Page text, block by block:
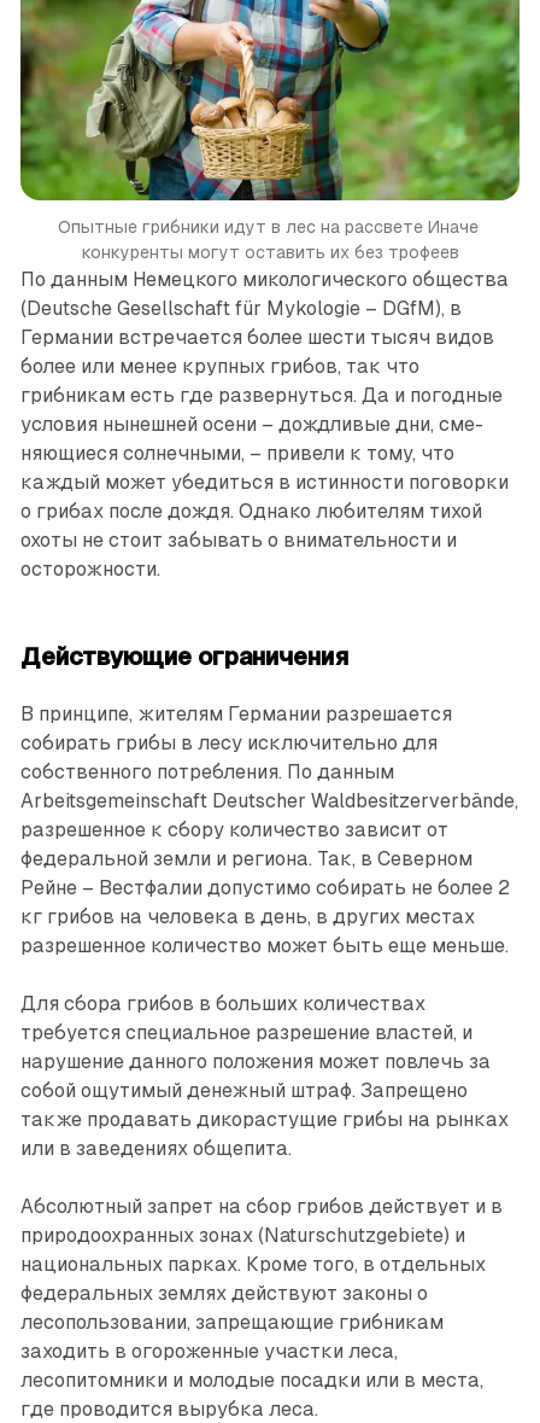
Опытные грибники идут в лес на рассвете Иначе
конкуренты могут оставить их без трофеев
По данным Немецкого микологического общества
(Deutsche Gesellschaft für Mykologie – DGfM), в
Германии встречается более шести тысяч видов
более или менее крупных грибов, так что
грибникам есть где развернуться. Да и погодные
условия нынешней осени – дождливые дни, сме­
няющиеся солнечными, – привели к тому, что
каждый может убедиться в истинности поговорки
о грибах после дождя. Однако любителям тихой
охоты не стоит забывать о внимательности и
осторожности.
Действующие ограничения
В принципе, жителям Германии разрешается
собирать грибы в лесу исключительно для
собственного потребления. По данным
Arbeitsgemeinschaft Deutscher Waldbesitzerverbände,
разрешенное к сбору количество зависит от
федеральной земли и региона. Так, в Северном
Рейне – Вестфалии допустимо ­собирать не более 2
кг грибов на человека в день, в других местах
разрешенное количество может быть еще меньше.
Для сбора грибов в больших количествах
требуется специальное разрешение властей, и
нарушение данного положения может повлечь за
собой ощутимый денежный штраф. Запрещено
также продавать дико­растущие грибы на рынках
или в заведениях общепита.
Абсолютный запрет на сбор грибов действует и в
природоохранных зонах (Naturschutzgebiete) и
национальных парках. Кроме того, в отдельных
федеральных землях действуют законы о
лесопользовании, запрещающие грибникам
заходить в огороженные участки леса,
лесопитомники и молодые посадки или в места,
где проводится вырубка леса.